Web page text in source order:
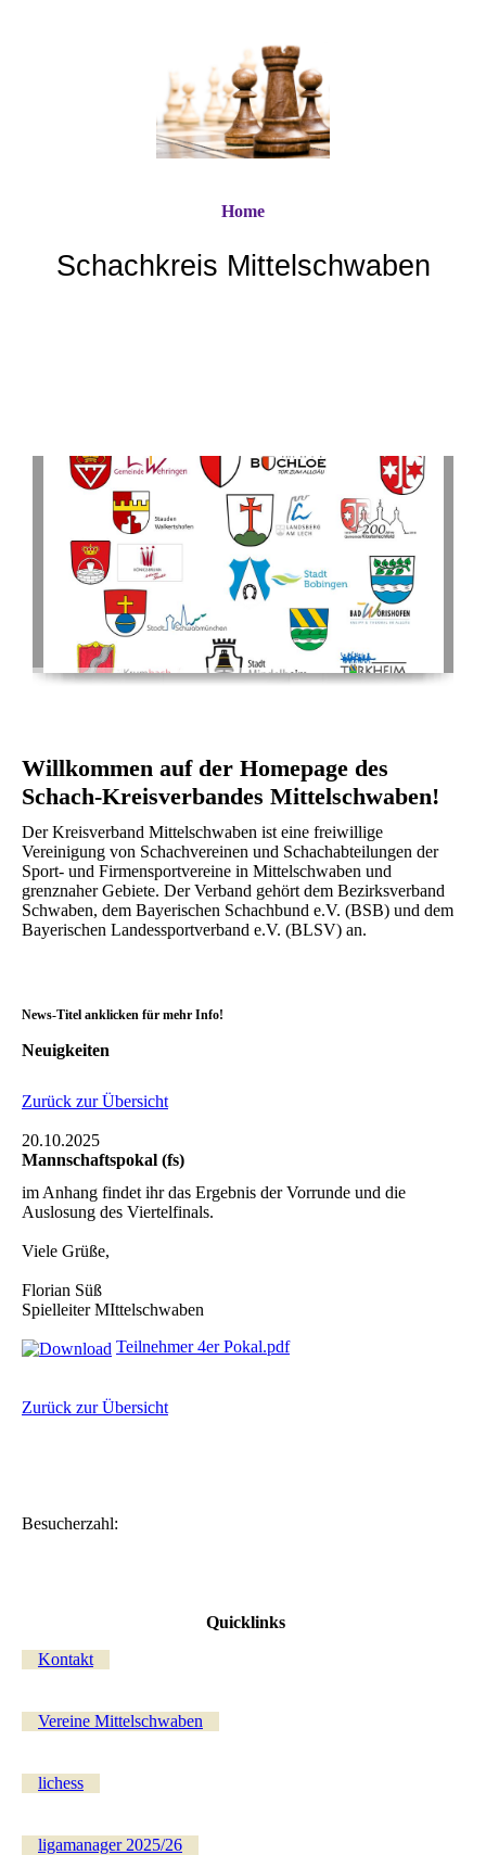
Schachkreis Mittelschwaben
Home
Willkommen auf der Homepage des
Schach-Kreisverbandes Mittelschwaben!
Der Kreisverband Mittelschwaben ist eine freiwillige
Vereinigung von Schachvereinen und Schachabteilungen der
Sport- und Firmensportvereine in Mittelschwaben und
grenznaher Gebiete. Der Verband gehört dem Bezirksverband
Schwaben, dem Bayerischen Schachbund e.V. (BSB) und dem
Bayerischen Landessportverband e.V. (BLSV) an.
News-Titel anklicken für mehr Info!
Neuigkeiten
Zurück zur Übersicht
20.10.2025
Mannschaftspokal (fs)
im Anhang findet ihr das Ergebnis der Vorrunde und die
Auslosung des Viertelfinals.
Viele Grüße,
Florian Süß
Spielleiter MIttelschwaben
Teilnehmer 4er Pokal.pdf
Zurück zur Übersicht
Besucherzahl:
Quicklinks
Kontakt
Vereine Mittelschwaben
lichess
ligamanager 2025/26